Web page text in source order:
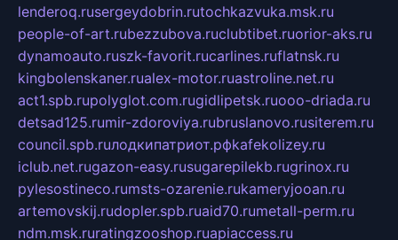
lenderoq.rusergeydobrin.rutochkazvuka.msk.ru
people-of-art.rubezzubova.ruclubtibet.ruorior-aks.ru
dynamoauto.ruszk-favorit.rucarlines.ruflatnsk.ru
kingbolenskaner.rualex-motor.ruastroline.net.ru
act1.spb.rupolyglot.com.rugidlipetsk.ruooo-driada.ru
detsad125.rumir-zdoroviya.rubruslanovo.rusiterem.ru
council.spb.ruлодкипатриот.рфkafekolizey.ru
iclub.net.rugazon-easy.rusugarepilekb.rugrinox.ru
pylesostineco.rumsts-ozarenie.rukameryjooan.ru
artemovskij.rudopler.spb.ruaid70.rumetall-perm.ru
ndm.msk.ruratingzooshop.ruapiaccess.ru